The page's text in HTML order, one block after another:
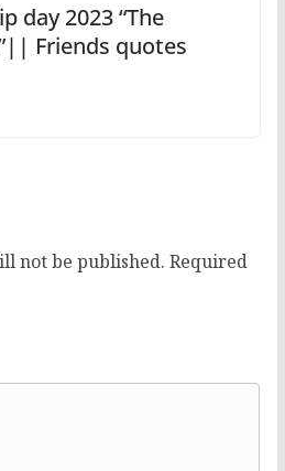
day 2023 “The
Friends quotes
not be published. Required